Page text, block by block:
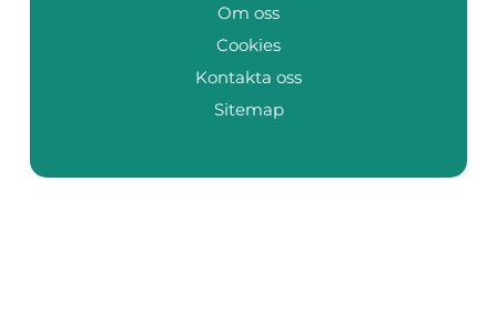
Om oss
Cookies
Kontakta oss
Sitemap